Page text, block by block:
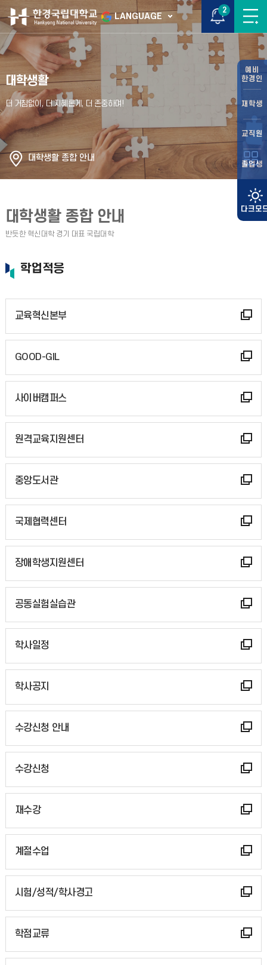
LANGUAGE
2
예비
한경인
재학생
교직원
졸업생
대학생활
대학생활 종합 안내
대학생활 종합 안내
학업적응
교육혁신본부
GOOD-GIL
사이버캠퍼스
원격교육지원센터
중앙도서관
국제협력센터
장애학생지원센터
공동실험실습관
학사일정
학사공지
수강신청 안내
수강신청
재수강
계절수업
시험/성적/학사경고
학점교류